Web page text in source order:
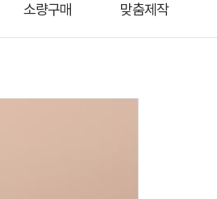
소량구매 맞춤제작